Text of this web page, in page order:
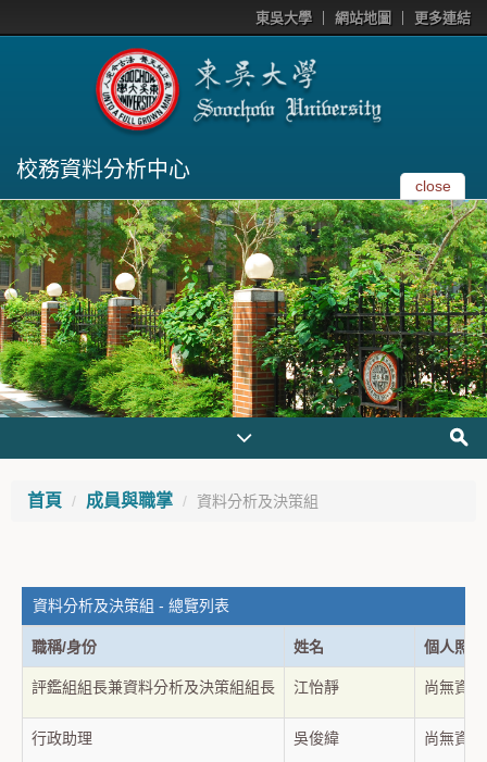
東吳大學 網站地圖 更多連結
校務資料分析中心
close
首頁 成員與職掌 資料分析及決策組
資料分析及決策組 - 總覽列表
職稱/身份 姓名 個人照片
評鑑組組長兼資料分析及決策組組長 江怡靜 尚無資
行政助理 吳俊緯 尚無資